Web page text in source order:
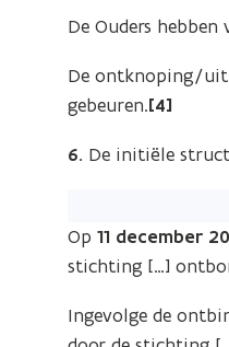
De Ouders
De ontknoping/
gebeuren.[4]
6. De initiële
Op11 december
stichting […]
Ingevolge de